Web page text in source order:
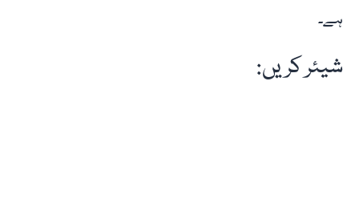
ہے۔
شیئر کریں: